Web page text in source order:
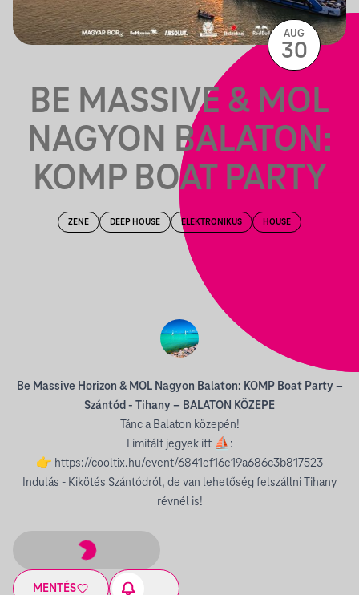
BE MASSIVE & MOL
NAGYON BALATON:
KOMP BOAT PARTY
ZENE DEEP HOUSE ELEKTRONIKUS HOUSE
Be Massive Horizon & MOL Nagyon Balaton: KOMP Boat Party –
Szántód - Tihany – BALATON KÖZEPE
Tánc a Balaton közepén!
Limitált jegyek itt ⛵:
👉 https://cooltix.hu/event/6841ef16e19a686c3b817523
Indulás - Kikötés Szántódról, de van lehetőség felszállni Tihany
révnél is!
MENTÉS
AUG
30